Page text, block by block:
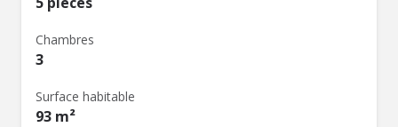
Chambres
3
Surface habitable
93 m²